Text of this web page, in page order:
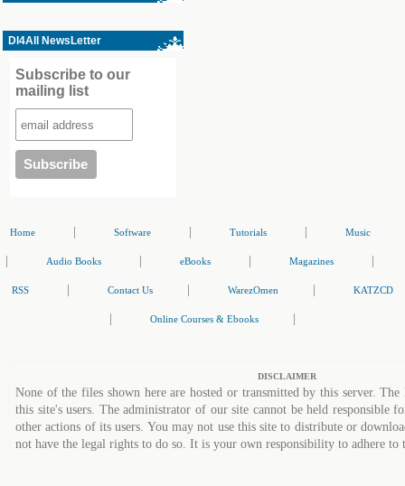
Dl4All NewsLetter
Subscribe to our
mailing list
Home Software Tutorials Music
Audio Books eBooks Magazines
RSS Contact Us WarezOmen KATZCD
Online Courses & Ebooks
DISCLAIMER
None of the files shown here are hosted or transmitted by this server.
this site's users. The administrator of our site cannot be held responsible
other actions of its users. You may not use this site to distribute or
not have the legal rights to do so. It is your own responsibility to adhere to